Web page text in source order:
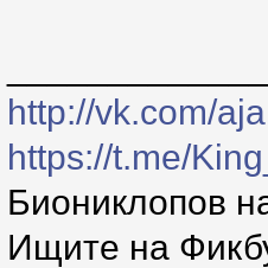
http://vk.com/
https://t.me/
Биониклопов
Ищите на